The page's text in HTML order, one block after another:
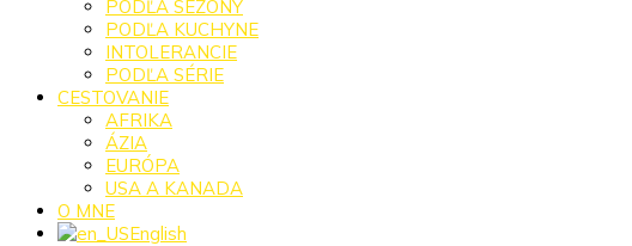
PODĽA SEZÓNY
PODĽA KUCHYNE
INTOLERANCIE
PODĽA SÉRIE
CESTOVANIE
AFRIKA
ÁZIA
EURÓPA
USA A KANADA
O MNE
English